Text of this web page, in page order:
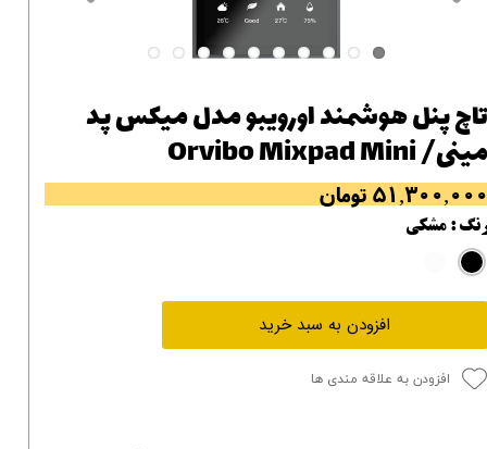
تاچ پنل هوشمند اورویبو مدل میکس پد
مینی/ Orvibo Mixpad Mini
۵۱,۳۰۰,۰۰۰ تومان
رنگ: مشکی
افزودن به سبد خرید
افزودن به علاقه مندی ها